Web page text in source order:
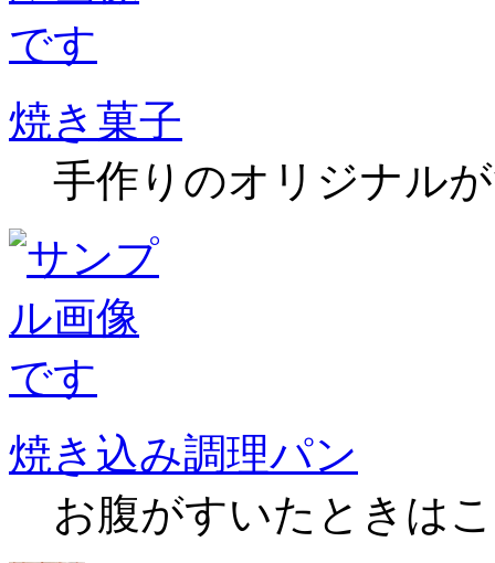
焼き菓子
手作りのオリジナル
焼き込み調理パン
お腹がすいたときは